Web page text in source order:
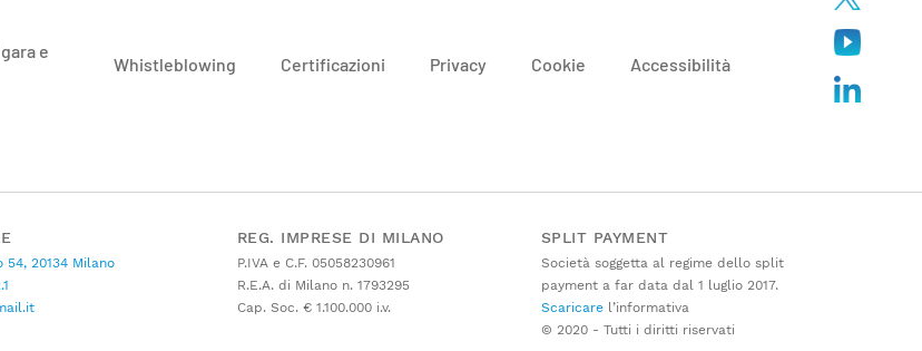
e
Whistleblowing Certificazioni Privacy Cookie Accessibilità
54, 20134 Milano
REG. IMPRESE DI MILANO
P.IVA e C.F. 05058230961
R.E.A. di Milano n. 1793295
Cap. Soc. € 1.100.000 i.v.
SPLIT PAYMENT
Società soggetta al regime dello split
payment a far data dal 1 luglio 2017.
Scaricarel’informativa
© 2020 - Tutti i diritti riservati